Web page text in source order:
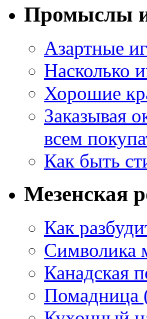
Промыслы
Азартные
Насколько
Хорошие
Заказывая
всем
Как быть
Мезенская
Как
Символика
Канадская
Помадница